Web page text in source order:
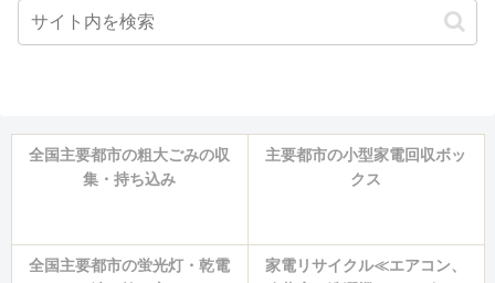
全国主要都市の粗大ごみの収
集・持ち込み
主要都市の小型家電回収ボッ
クス
全国主要都市の蛍光灯・乾電
家電リサイクル≪エアコン、